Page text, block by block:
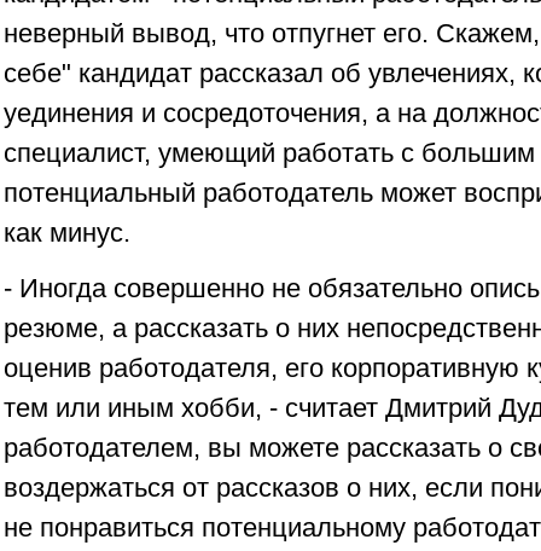
неверный вывод, что отпугнет его.
себе" кандидат рассказал об увлечениях,
уединения и сосредоточения, а на
специалист, умеющий работать с
потенциальный работодатель может
как минус.
- Иногда совершенно не обязательно
резюме, а рассказать о них
оценив работодателя, его корпоративную
тем или иным хобби, - считает Дмитрий
работодателем, вы можете рассказать о
воздержаться от рассказов о них, если
не понравиться потенциальному